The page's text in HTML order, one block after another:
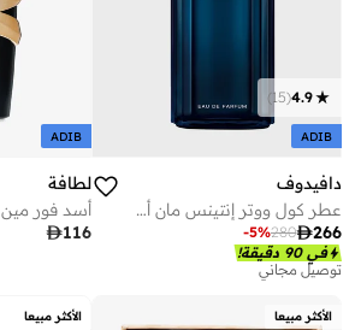
4.9
(
15
)
ADIB
دافيدوف
عطر كول ووتر إنتينس مان أو دو برفان 75 مل
266
280
-5%
في 90 دقيقة!
توصيل مجاني
ADIB
لطافة
116
الأكثر مبيعا الأكثر مبيعا